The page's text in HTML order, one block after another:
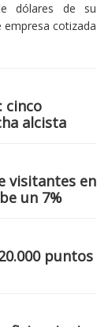
dólares de su
cotizada
cinco
alcista
visitantes en
un 7%
puntos